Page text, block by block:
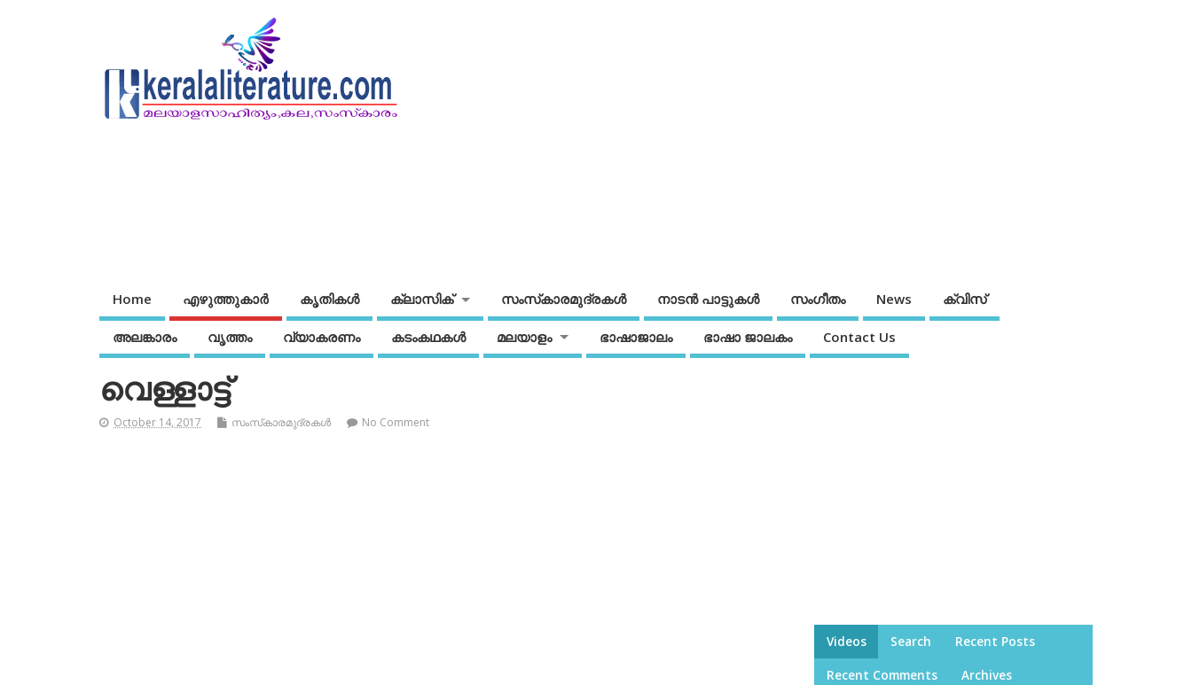
Home എഴുത്തുകാര്‍ കൃതികൾ ക്ലാസിക് സംസ്‌കാരമുദ്രകള്‍ നാടന്‍ പാട്ടുകള്‍ സംഗീതം News ക്വിസ്
അലങ്കാരം വൃത്തം വ്യാകരണം കടംകഥകള്‍ മലയാളം ഭാഷാജാലം ഭാഷാ ജാലകം Contact Us
വെള്ളാട്ട്
October 14, 2017 സംസ്‌കാരമുദ്രകള്‍ No Comment
Videos Search Recent Posts
Recent Comments Archives